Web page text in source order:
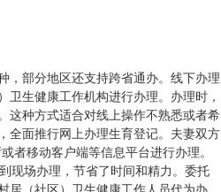
，部分地区还支持跨省通办。线下办理
生健康工作机构进行办理。办理时，
这种方式适合对线上操作不熟悉或者希
全面推行网上办理生育登记。夫妻双方
者移动客户端等信息平台进行办理。
现场办理，节省了时间和精力。委托